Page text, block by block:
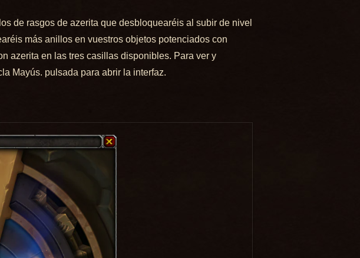
de rasgos de azerita que desbloquearéis al subir de nivel
más anillos en vuestros objetos potenciados con
azerita en las tres casillas disponibles. Para ver y
Mayús. pulsada para abrir la interfaz.